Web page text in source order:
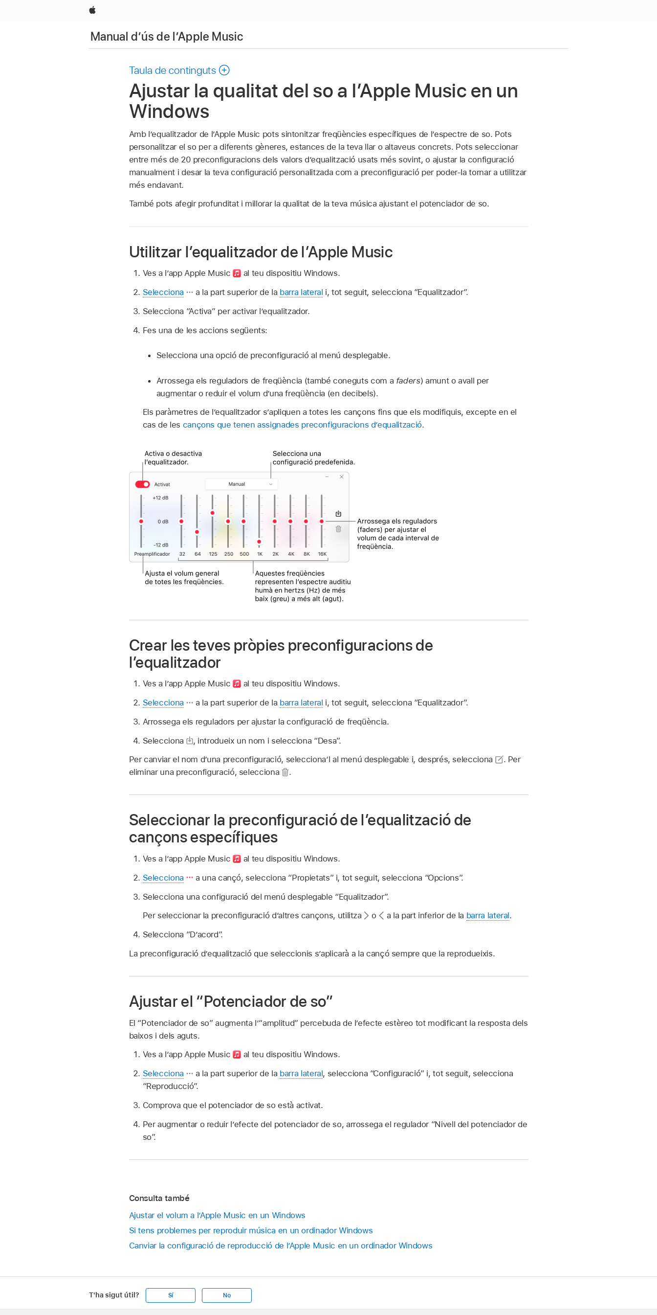
Apple
Manual d’ús de l’Apple Music
Taula de continguts
Ajustar la qualitat del so a l’Apple Music en un
Windows
Amb l’equalitzador de l’Apple Music pots sintonitzar freqüències específiques de l’espectre de so. Pots
personalitzar el so per a diferents gèneres, estances de la teva llar o altaveus concrets. Pots seleccionar
entre més de 20 preconfiguracions dels valors d’equalització usats més sovint, o ajustar la configuració
manualment i desar la teva configuració personalitzada com a preconfiguració per poder-la tornar a utilitzar
més endavant.
També pots afegir profunditat i millorar la qualitat de la teva música ajustant el potenciador de so.
Utilitzar l’equalitzador de l’Apple Music
Ves a l’app Apple Music
al teu dispositiu Windows.
Selecciona
a la part superior de la barra lateral i, tot seguit, selecciona “Equalitzador”.
Selecciona “Activa” per activar l’equalitzador.
Fes una de les accions següents:
Selecciona una opció de preconfiguració al menú desplegable.
Arrossega els reguladors de freqüència (també coneguts com a faders) amunt o avall per
augmentar o reduir el volum d’una freqüència (en decibels).
Els paràmetres de l’equalitzador s’apliquen a totes les cançons fins que els modifiquis, excepte en el
cas de les cançons que tenen assignades preconfiguracions d’equalització.
Crear les teves pròpies preconfiguracions de
l’equalitzador
Ves a l’app Apple Music
al teu dispositiu Windows.
Selecciona
a la part superior de la barra lateral i, tot seguit, selecciona “Equalitzador”.
Arrossega els reguladors per ajustar la configuració de freqüència.
Selecciona
, introdueix un nom i selecciona “Desa”.
Per canviar el nom d’una preconfiguració, selecciona’l al menú desplegable i, després, selecciona
. Per
eliminar una preconfiguració, selecciona
.
Seleccionar la preconfiguració de l’equalització de
cançons específiques
Ves a l’app Apple Music
al teu dispositiu Windows.
Selecciona
a una cançó, selecciona “Propietats” i, tot seguit, selecciona “Opcions”.
Selecciona una configuració del menú desplegable “Equalitzador”.
Per seleccionar la preconfiguració d’altres cançons, utilitza
o a la part inferior de la barra lateral.
Selecciona “D’acord”.
La preconfiguració d’equalització que seleccionis s’aplicarà a la cançó sempre que la reprodueixis.
Ajustar el “Potenciador de so”
El “Potenciador de so” augmenta l’“amplitud” percebuda de l’efecte estèreo tot modificant la resposta dels
baixos i dels aguts.
Ves a l’app Apple Music
al teu dispositiu Windows.
Selecciona
a la part superior de la barra lateral, selecciona “Configuració” i, tot seguit, selecciona
“Reproducció”.
Comprova que el potenciador de so està activat.
Per augmentar o reduir l’efecte del potenciador de so, arrossega el regulador “Nivell del potenciador de
so”.
Consulta també
Ajustar el volum a l’Apple Music en un Windows
Si tens problemes per reproduir música en un ordinador Windows
Canviar la configuració de reproducció de l’Apple Music en un ordinador Windows
T'ha sigut útil? Sí No